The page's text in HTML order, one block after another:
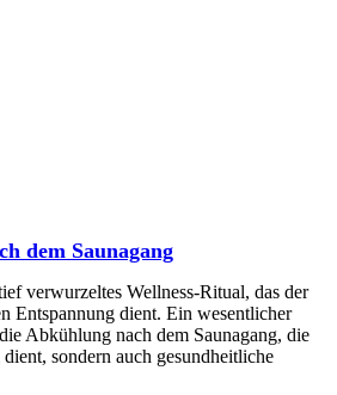
dem Saunagang
verwurzeltes Wellness-Ritual, das der
Entspannung dient. Ein wesentlicher
Abkühlung nach dem Saunagang, die
sondern auch gesundheitliche